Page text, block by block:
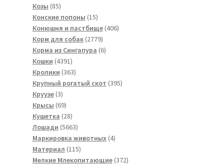
Козы 8585
товаров
Конские попоны 1515
товаров
Конюшня и пастбище 406406
Корм для собак 27792779
товаров
Корма из Сингапура 66
Кошки 43914391
товар
Кролики 363363
товара
Крупный рогатый скот 395395
Круузе 33
товара
Крысы 6969
товаров
Кушетка 2828
товаров
Лошади 56635663
товара
Маркировка животных 44
Материал 115115
товаров
Мелкие Млекопитающие 372372